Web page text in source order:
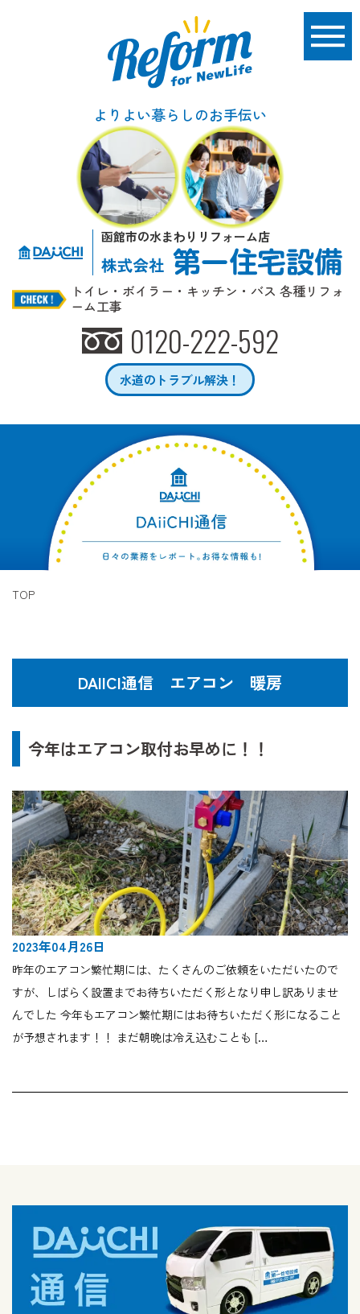
よりよい暮らしのお手伝い
函館市の水まわりリフォーム店
トイレ・ボイラー・キッチン・バス 各種リフォ
ーム工事
0120-222-592
水道のトラブル解決！
TOP
DAIICI通信 エアコン 暖房
今年はエアコン取付お早めに！！
2023年04月26日
昨年のエアコン繁忙期には、たくさんのご依頼をいただいたので
すが、しばらく設置までお待ちいただく形となり申し訳ありませ
んでした 今年もエアコン繁忙期にはお待ちいただく形になること
が予想されます！！ まだ朝晩は冷え込むことも […